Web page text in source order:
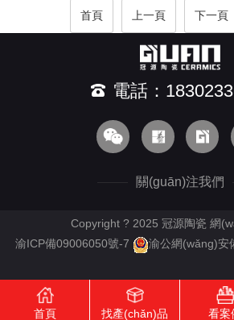
首頁 上一頁 下一頁
電話：
關(guān)注我們
Copyright ? 2025 冠源陶瓷 網
渝ICP備09006050號-7
渝公網(wǎng)安
首頁 找產(chǎn)品 看案
RM新时代APP下载